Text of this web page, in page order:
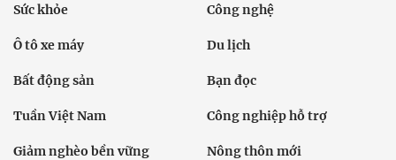
Sức khỏe Công nghệ
Ô tô xe máy Du lịch
Bất động sản Bạn đọc
Tuần Việt Nam Công nghiệp hỗ trợ
Giảm nghèo bền vững Nông thôn mới